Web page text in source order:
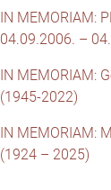
IN MEMORIAM:
04.09.2006. –
IN MEMORIAM:
(1945-2022)
IN MEMORIAM:
(1924 – 2025)